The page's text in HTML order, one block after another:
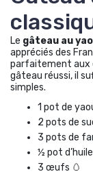
Le gâteau au
appréciés des
parfaitement aux
gâteau réussi, il
simples.
1 pot de
2 pots de
3 pots de
½ pot d’huile
3 œufs 🥚